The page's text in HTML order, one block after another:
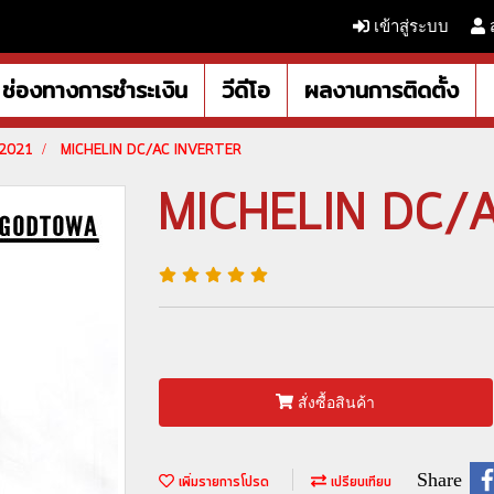
เข้าสู่ระบบ
ช่องทางการชำระเงิน วีดีโอ ผลงานการติดตั้ง
MICHELIN DC/AC INVERTER
MICHELIN DC/
สั่งซื้อสินค้า
เพิ่มรายการโปรด เปรียบเทียบ Share